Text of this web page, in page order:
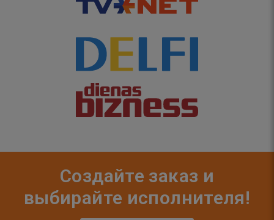
Создайте заказ и
выбирайте исполнителя!